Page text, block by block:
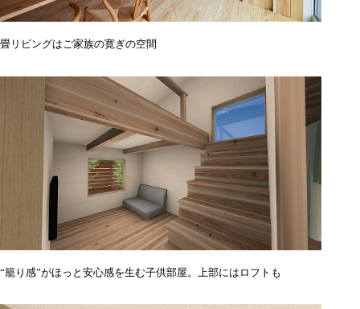
畳リビングはご家族の寛ぎの空間
“籠り感”がほっと安心感を生む子供部屋。上部にはロフトも